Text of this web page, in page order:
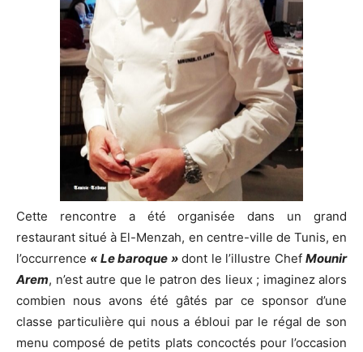
Cette rencontre a été organisée dans un grand
restaurant situé à El-Menzah, en centre-ville de Tunis, en
l’occurrence « Le baroque » dont le l’illustre ChefMounir
Arem, n’est autre que le patron des lieux ; imaginez alors
combien nous avons été gâtés par ce sponsor d’une
classe particulière qui nous a ébloui par le régal de son
menu composé de petits plats concoctés pour l’occasion